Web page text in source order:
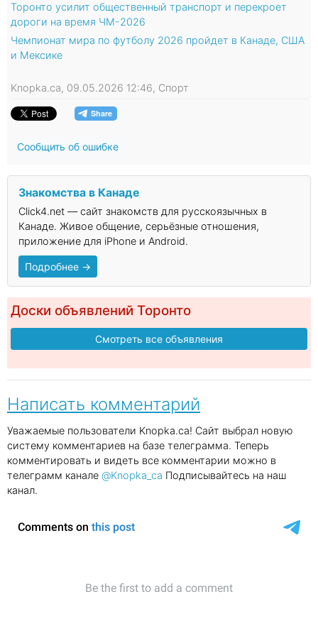
Торонто усилит общественный транспорт и перекроет
дороги на время ЧМ-2026
Чемпионат мира по футболу 2026 пройдет в Канаде, США
и Мексике
Knopka.ca, 09.05.2026 12:46, Спорт
Сообщить об ошибке
Знакомства в Канаде
Click4.net — сайт знакомств для русскоязычных в
Канаде. Живое общение, серьёзные отношения,
приложение для iPhone и Android.
Подробнее →
Доски объявлений Торонто
Смотреть все объявления
Написать комментарий
Уважаемые пользователи Knopka.ca! Сайт выбрал новую
систему комментариев на базе телеграмма. Теперь
комментировать и видеть все комментарии можно в
телеграмм канале @Knopka_ca Подписывайтесь на наш
канал.